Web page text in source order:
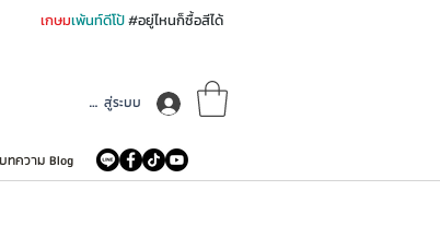
เกษมเพ้นท์ดีโป้#อยู่ไหนก็ซื้อสีได้
เข้าสู่ระบบ
บทความ Blog